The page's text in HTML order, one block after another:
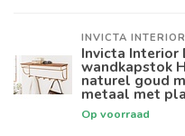
INVICTA INTERIOR
Invicta Interior
wandkapstok
naturel goud
metaal met
Op voorraad